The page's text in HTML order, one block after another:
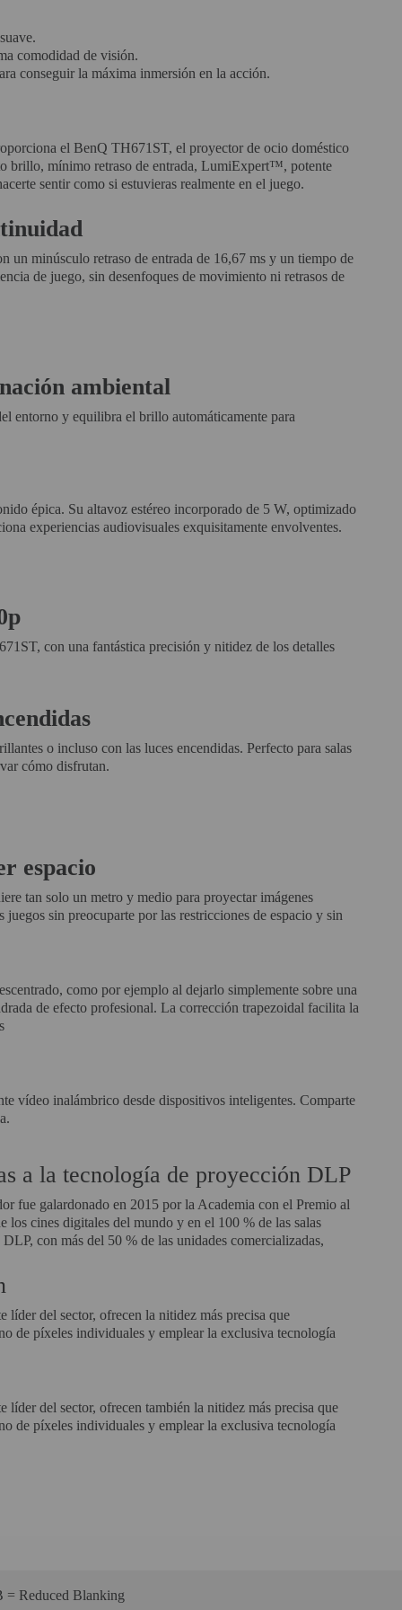
comodidad de visión.
conseguir la máxima inmersión en la acción.
el BenQ TH671ST, el proyector de ocio doméstico
brillo, mínimo retraso de entrada, LumiExpert™, potente
sentir como si estuvieras realmente en el juego.
un minúsculo retraso de entrada de 16,67 ms y un tiempo de
de juego, sin desenfoques de movimiento ni retrasos de
ambiental
entorno y equilibra el brillo automáticamente para
épica. Su altavoz estéreo incorporado de 5 W, optimizado
experiencias audiovisuales exquisitamente envolventes.
con una fantástica precisión y nitidez de los detalles
o incluso con las luces encendidas. Perfecto para salas
cómo disfrutan.
espacio
tan solo un metro y medio para proyectar imágenes
sin preocuparte por las restricciones de espacio y sin
como por ejemplo al dejarlo simplemente sobre una
de efecto profesional. La corrección trapezoidal facilita la
vídeo inalámbrico desde dispositivos inteligentes. Comparte
a la tecnología de proyección DLP
fue galardonado en 2015 por la Academia con el Premio al
cines digitales del mundo y en el 100 % de las salas
con más del 50 % de las unidades comercializadas,
del sector, ofrecen la nitidez más precisa que
de píxeles individuales y emplear la exclusiva tecnología
del sector, ofrecen también la nitidez más precisa que
de píxeles individuales y emplear la exclusiva tecnología
Reduced Blanking‎